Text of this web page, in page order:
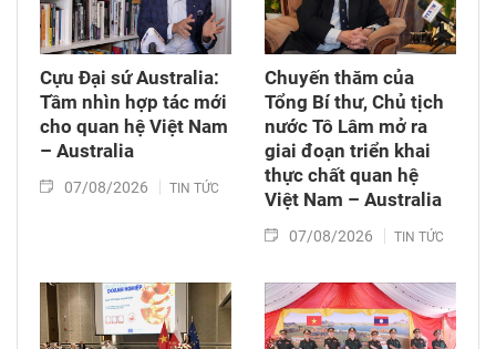
Luật Viễn thông, Luật Giao dịch điện tử và Luật
Chuyển giao công nghệ. Sau đó, Quốc hội thảo
luận ở tổ về 3 dự án Luật trên.
Cựu Đại sứ Australia:
Tầm nhìn hợp tác mới
cho quan hệ Việt Nam
– Australia
07/08/2026 TIN TỨC
Chuyến thăm của
Tổng Bí thư, Chủ tịch
nước Tô Lâm mở ra
giai đoạn triển khai
thực chất quan hệ
Việt Nam – Australia
07/08/2026 TIN TỨC